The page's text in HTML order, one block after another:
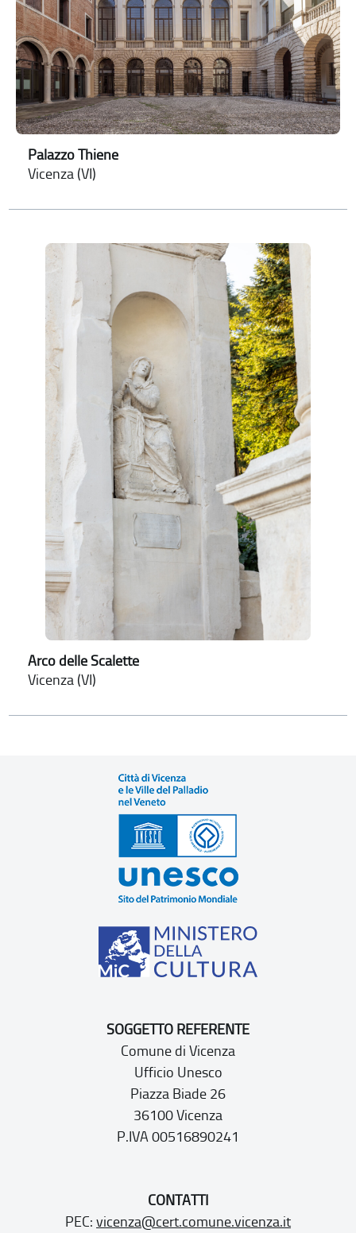
Palazzo Thiene
Vicenza (VI)
Arco delle Scalette
Vicenza (VI)
SOGGETTO REFERENTE
Comune di Vicenza
Ufficio Unesco
Piazza Biade 26
36100 Vicenza
P.IVA 00516890241
CONTATTI
PEC: vicenza@cert.comune.vicenza.it